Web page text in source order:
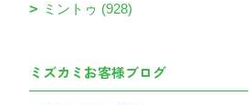
ミントゥ (928)
ミズカミお客様ブログ